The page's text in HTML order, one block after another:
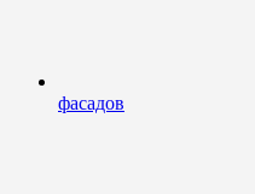
фасадов